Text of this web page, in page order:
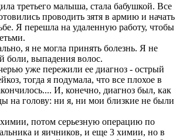
третьего малыша, стала бабушкой. Все
проводить зятя в армию и начать
Я перешла на удаленную работу, чтобы
я не могла принять болезнь. Я не
боли, выпадения волос.
уже пережили ее диагноз - острый
тогда я подумала, что все плохое в
И, конечно, диагноз был, как
на голову: ни я, ни мои близкие не были
потом серьезную операцию по
и яичников, и еще 3 химии, но в